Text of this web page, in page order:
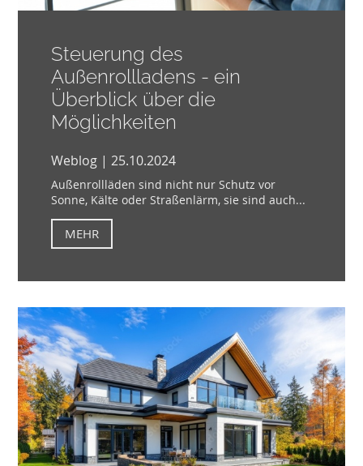
Steuerung des
Außenrollladens - ein
Überblick über die
Möglichkeiten
Weblog | 25.10.2024
Außenrollläden sind nicht nur Schutz vor
Sonne, Kälte oder Straßenlärm, sie sind auch...
MEHR